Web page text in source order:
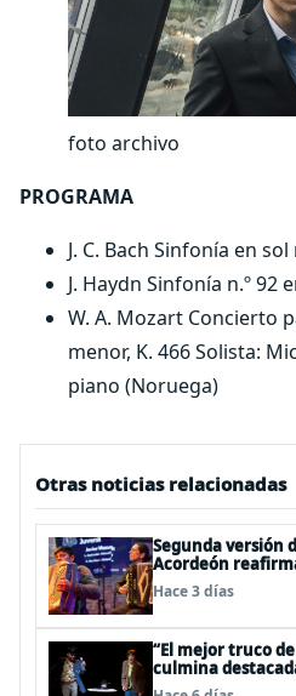
foto archivo
PROGRAMA
J. C. Bach Sinfonía en
J. Haydn Sinfonía n.º 92
W. A. Mozart Concierto
menor, K. 466 Solista:
piano (Noruega)
Otras noticias relacionadas
Segunda versión
Acordeón
Chile
Hace 3 días
“El mejor truco
culmina
Festival Off